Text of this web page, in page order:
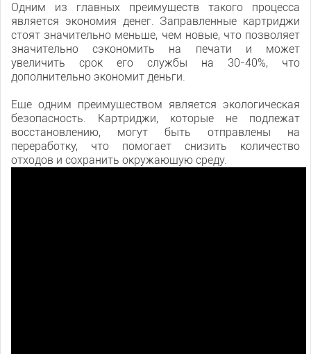
Одним из главных преимуществ такого процесса
является экономия денег. Заправленные картриджи
стоят значительно меньше, чем новые, что позволяет
значительно сэкономить на печати и может
увеличить срок его службы на 30-40%, что
дополнительно экономит деньги.
Еще одним преимуществом является экологическая
безопасность. Картриджи, которые не подлежат
восстановлению, могут быть отправлены на
переработку, что помогает снизить количество
отходов и сохранить окружающую среду.